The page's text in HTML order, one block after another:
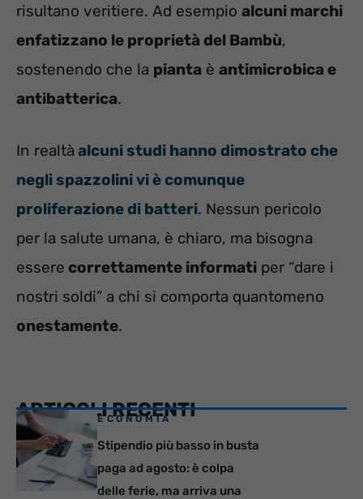
risultano veritiere. Ad esempio alcuni marchi
enfatizzano le proprietà del Bambù,
sostenendo che la pianta è antimicrobica e
antibatterica.
In realtà alcuni studi hanno dimostrato che
negli spazzolini vi è comunque
proliferazione di batteri. Nessun pericolo
per la salute umana, è chiaro, ma bisogna
essere correttamente informati per “dare i
nostri soldi” a chi si comporta quantomeno
onestamente.
ARTICOLI RECENTI
ECONOMIA
Stipendio più basso in busta
paga ad agosto: è colpa
delle ferie, ma arriva una